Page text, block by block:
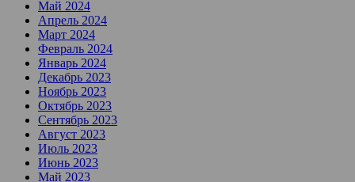
Май 2024
Апрель 2024
Март 2024
Февраль 2024
Январь 2024
Декабрь 2023
Ноябрь 2023
Октябрь 2023
Сентябрь 2023
Август 2023
Июль 2023
Июнь 2023
Май 2023